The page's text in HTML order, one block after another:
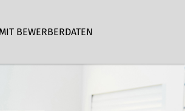
BEWERBERDATEN